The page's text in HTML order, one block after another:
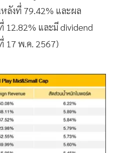
ลังที่ 79.42% และผล
12.82% และมี dividend
17 พ.ค. 2567)